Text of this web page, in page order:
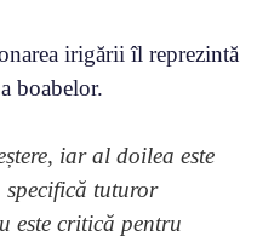
irigării îl reprezintă
boabelor.
iar al doilea este
specifică tuturor
este critică pentru